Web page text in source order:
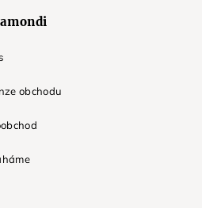
obchodu